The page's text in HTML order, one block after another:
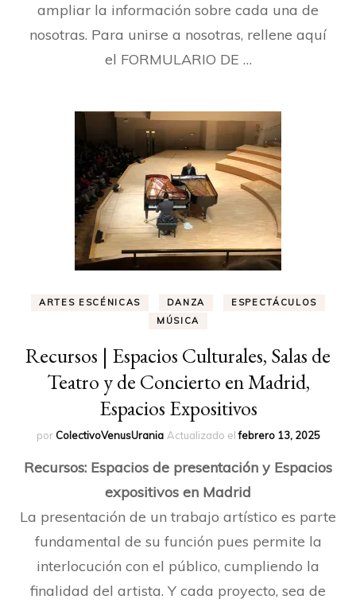
ampliar la información sobre cada una de
nosotras. Para unirse a nosotras, rellene aquí
el FORMULARIO DE …
ARTES ESCÉNICAS DANZA
ESPECTÁCULOS
MÚSICA
Recursos | Espacios Culturales, Salas de
Teatro y de Concierto en Madrid,
Espacios Expositivos
porColectivoVenusUrania Actualizado elfebrero 13, 2025
Recursos: Espacios de presentación y Espacios
expositivos en Madrid
La presentación de un trabajo artístico es parte
fundamental de su función pues permite la
interlocución con el público, cumpliendo la
finalidad del artista. Y cada proyecto, sea de